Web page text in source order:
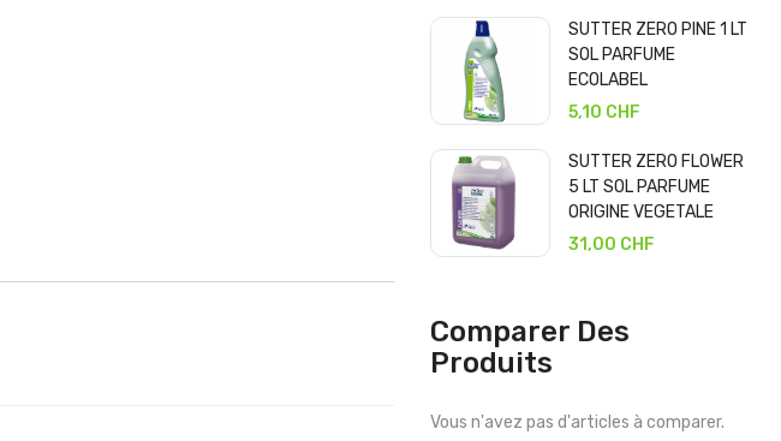
SUTTER ZERO PINE 1 LT
SOL PARFUME
ECOLABEL
5,10 CHF
SUTTER ZERO FLOWER
5 LT SOL PARFUME
ORIGINE VEGETALE
31,00 CHF
Comparer Des
Produits
Vous n'avez pas d'articles à comparer.